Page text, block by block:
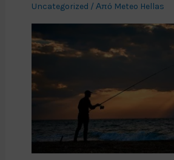
Uncategorized / Από Meteo Hellas